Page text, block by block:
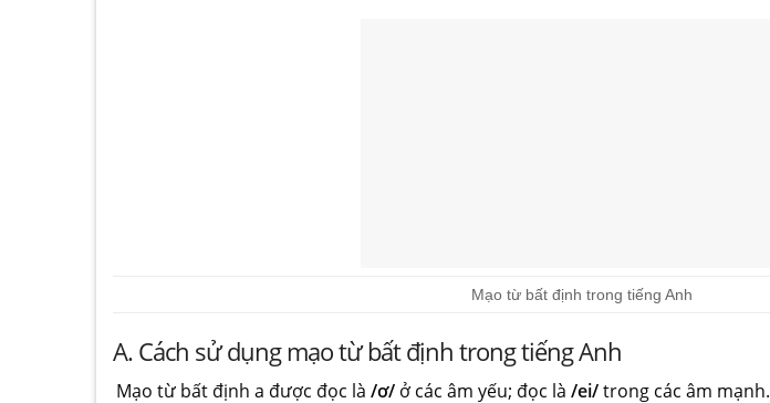
Mạo từ bất định trong tiếng Anh
A. Cách sử dụng mạo từ bất định trong tiếng Anh
Mạo từ bất định a được đọc là/ơ/ ở các âm yếu; đọc là/ei/trong các âm mạnh.